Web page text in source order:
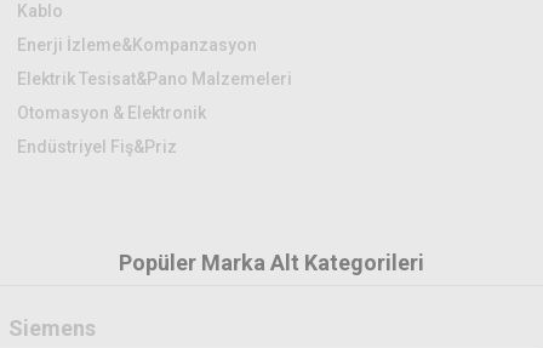
Kablo
Enerji İzleme&Kompanzasyon
Elektrik Tesisat&Pano Malzemeleri
Otomasyon & Elektronik
Endüstriyel Fiş&Priz
Popüler Marka Alt Kategorileri
Siemens